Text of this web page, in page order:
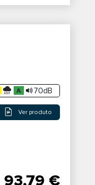
70dB
Ver produto
93,79 €